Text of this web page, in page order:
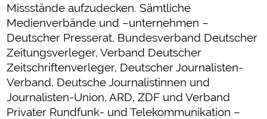
Missstände aufzudecken. Sämtliche
Medienverbände und –unternehmen –
Deutscher Presserat, Bundesverband Deutscher
Zeitungsverleger, Verband Deutscher
Zeitschriftenverleger, Deutscher Journalisten-
Verband, Deutsche Journalistinnen und
Journalisten-Union, ARD, ZDF und Verband
Privater Rundfunk- und Telekommunikation –